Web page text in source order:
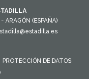
- ARAGÓN (ESPAÑA)
PROTECCIÓN DE DATOS